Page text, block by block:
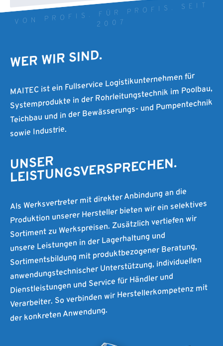
VON PROFIS. FÜR PROFIS. SEIT
2007
WER WIR SIND.
MAITEC ist ein Fullservice Logistikunternehmen für
Systemprodukte in der Rohrleitungstechnik im Poolbau,
Teichbau und in der Bewässerungs- und Pumpentechnik
sowie Industrie.
UNSER
LEISTUNGSVERSPRECHEN.
Als Werksvertreter mit direkter Anbindung an die
Produktion unserer Hersteller bieten wir ein selektives
Sortiment zu Werkspreisen. Zusätzlich vertiefen wir
unsere Leistungen in der Lagerhaltung und
Sortimentsbildung mit produktbezogener Beratung,
anwendungstechnischer Unterstützung, individuellen
Dienstleistungen und Service für Händler und
Verarbeiter. So verbinden wir Herstellerkompetenz mit
der konkreten Anwendung.